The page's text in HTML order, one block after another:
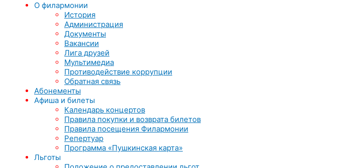
О филармонии
История
Администрация
Документы
Вакансии
Лига друзей
Мультимедиа
Противодействие коррупции
Обратная связь
Абонементы
Афиша и билеты
Календарь концертов
Правила покупки и возврата билетов
Правила посещения Филармонии
Репертуар
Программа «Пушкинская карта»
Льготы